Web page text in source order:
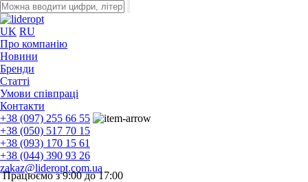
UK RU
Про компанію
Новини
Бренди
Статті
Умови співпраці
Контакти
+38 (097) 255 66 55
+38 (050) 517 70 15
+38 (093) 170 15 61
+38 (044) 390 93 26
zakaz@lideropt.com.ua
Працюємо з 9:00 до 17:00